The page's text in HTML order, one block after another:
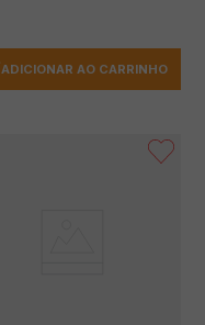
ADICIONAR AO CARRINHO